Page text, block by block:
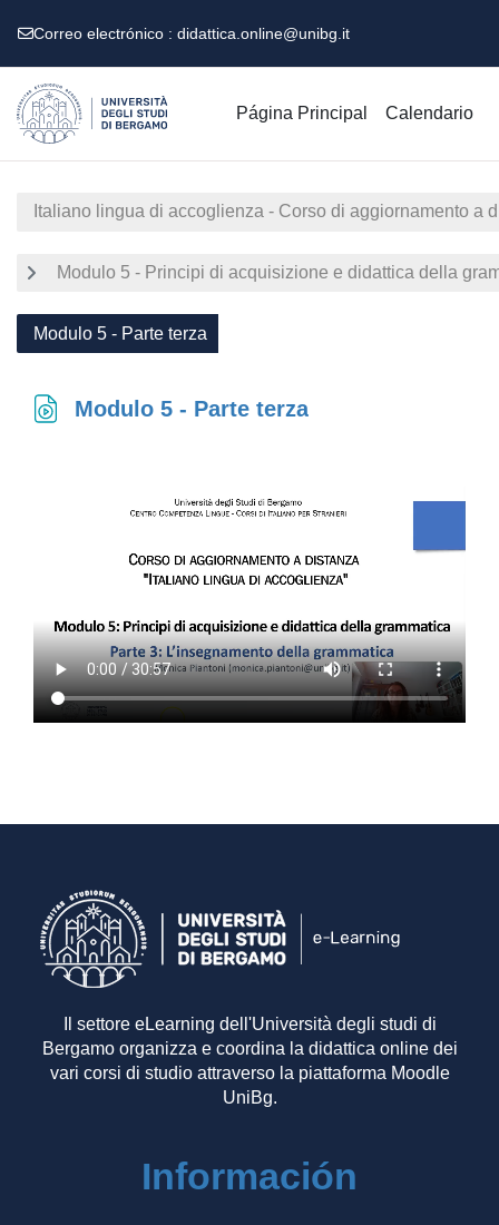
Correo electrónico : didattica.online@unibg.it
Página Principal Calendario
Italiano lingua di accoglienza - Corso di aggiornamento a
Modulo 5 - Principi di acquisizione e didattica della
Modulo 5 - Parte terza
Modulo 5 - Parte terza
Il settore eLearning dell'Università degli studi di
Bergamo organizza e coordina la didattica online dei
vari corsi di studio attraverso la piattaforma Moodle
UniBg.
Información